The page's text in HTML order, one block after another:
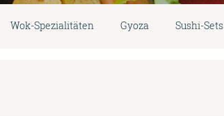
Wok-Spezialitäten Gyoza Sushi-Sets